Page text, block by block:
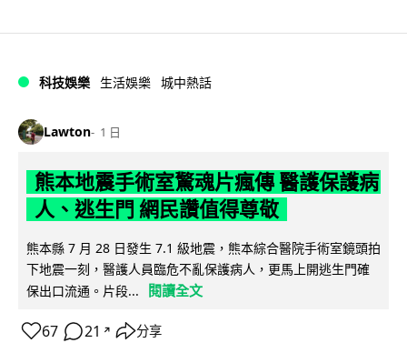
科技娛樂 生活娛樂 城中熱話
Lawton 1 日
熊本地震手術室驚魂片瘋傳 醫護保護病
人、逃生門 網民讚值得尊敬
熊本縣 7 月 28 日發生 7.1 級地震，熊本綜合醫院手術室鏡頭拍
下地震一刻，醫護人員臨危不亂保護病人，更馬上開逃生門確
保出口流通。片段...
閱讀全文
67 21 ↗ 分享